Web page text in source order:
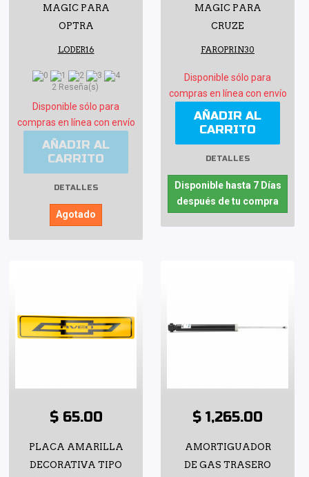
MAGIC PARA
OPTRA
LODER16
2 Reseña(s)
Disponible sólo para
compras en línea con envío
AÑADIR AL
CARRITO
DETALLES
Agotado
MAGIC PARA
CRUZE
FAROPRIN30
Disponible sólo para
compras en línea con envío
AÑADIR AL
CARRITO
DETALLES
Disponible hasta 7 Días
después de tu compra
$ 65.00
PLACA AMARILLA
DECORATIVA TIPO
$ 1,265.00
AMORTIGUADOR
DE GAS TRASERO